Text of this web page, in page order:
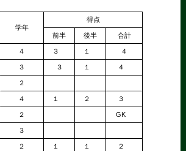
学年
得点
前半 後半 合計
４ ３ １ ４
３ ３ １ ４
２
４ １ ２ ３
２ GK
３
２ １ １ ２